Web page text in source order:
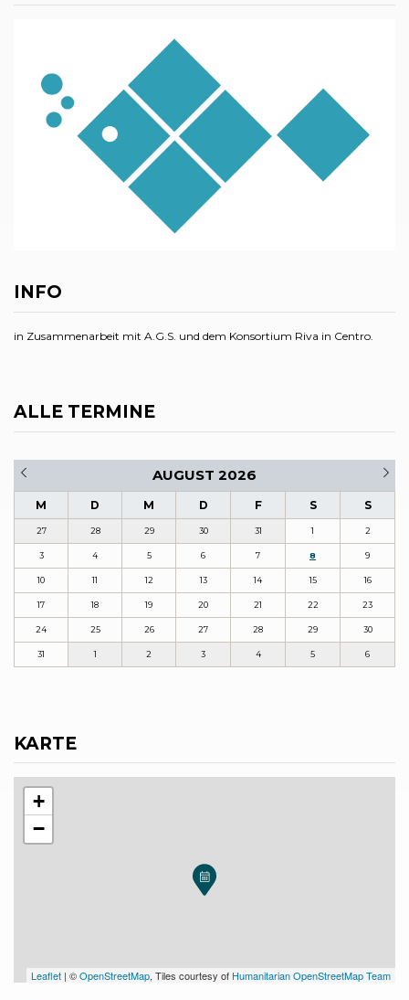
INFO
in Zusammenarbeit mit A.G.S. und dem Konsortium Riva in Centro.
ALLE TERMINE
AUGUST 2026
M D M D F S S
27 28 29 30 31 1 2
3 4 5 6 7 8 9
10 11 12 13 14 15 16
17 18 19 20 21 22 23
24 25 26 27 28 29 30
31 1 2 3 4 5 6
KARTE
+
−
Leaflet | ©OpenStreetMap, Tiles courtesy of Humanitarian OpenStreetMap Team